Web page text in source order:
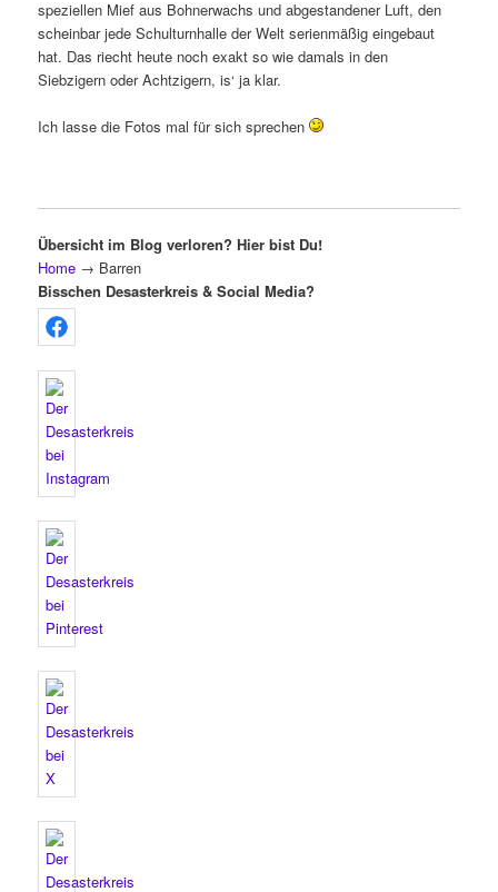
speziellen Mief aus Bohnerwachs und abgestandener Luft, den
scheinbar jede Schulturnhalle der Welt serienmäßig eingebaut
hat. Das riecht heute noch exakt so wie damals in den
Siebzigern oder Achtzigern, is‘ ja klar.
Ich lasse die Fotos mal für sich sprechen
Übersicht im Blog verloren? Hier bist Du!
Home → Barren
Bisschen Desasterkreis & Social Media?